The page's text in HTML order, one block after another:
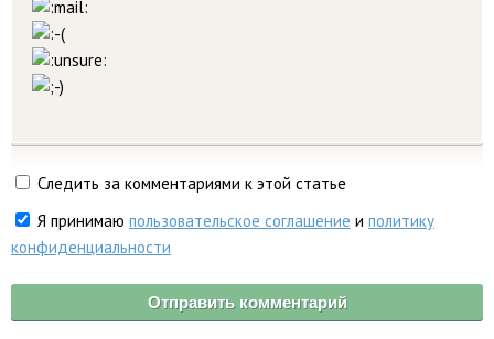
Следить за комментариями к этой статье
Я принимаю пользовательское соглашение и политику
конфиденциальности